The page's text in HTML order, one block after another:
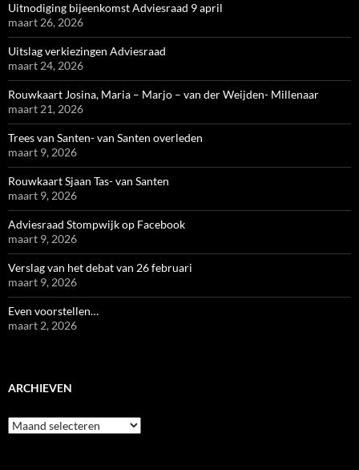
Uitnodiging bijeenkomst Adviesraad 9 april
maart 26, 2026
Uitslag verkiezingen Adviesraad
maart 24, 2026
Rouwkaart Josina, Maria – Marjo – van der Weijden- Millenaar
maart 21, 2026
Trees van Santen- van Santen overleden
maart 9, 2026
Rouwkaart Sjaan Tas- van Santen
maart 9, 2026
Adviesraad Stompwijk op Facebook
maart 9, 2026
Verslag van het debat van 26 februari
maart 9, 2026
Even voorstellen…
maart 2, 2026
ARCHIEVEN
Archieven